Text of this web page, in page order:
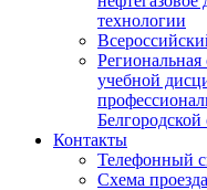
технологии
учебной
Белгородской
Контакты
Телефонный
Схема проезда